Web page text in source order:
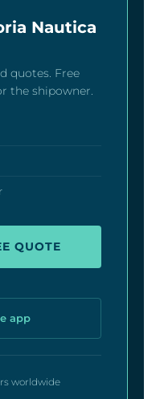
Nautica
quotes. Free
the shipowner.
QUOTE
app
worldwide